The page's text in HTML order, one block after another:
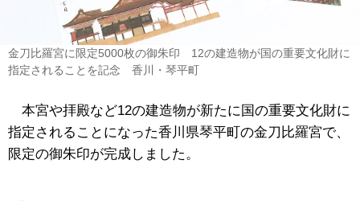
金刀比羅宮に限定5000枚の御朱印 12の建造物が国の重要文化財に
指定されることを記念 香川・琴平町
本宮や拝殿など12の建造物が新たに国の重要文化財に
指定されることになった香川県琴平町の金刀比羅宮で、
限定の御朱印が完成しました。